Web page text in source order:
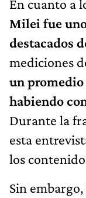
En cuanto a
Milei fue
destacados
mediciones
un promedio
habiendo
Durante la
esta
los
Sin